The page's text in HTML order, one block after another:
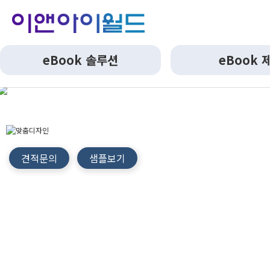
eBook 솔루션 eBook
견적문의 샘플보기